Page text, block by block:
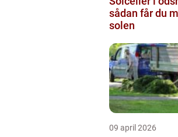
sådan får du
solen
09 april 2026